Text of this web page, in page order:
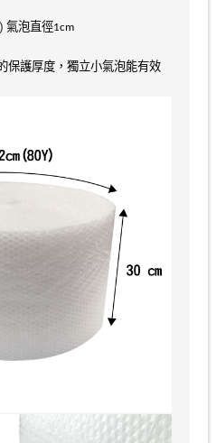
氣泡直徑1cm
保護厚度，獨立小氣泡能有效